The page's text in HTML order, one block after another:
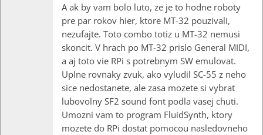
A ak by vam bolo luto, ze je to hodne roboty
pre par rokov hier, ktore MT-32 pouzivali,
nezufajte. Toto combo totiz u MT-32 nemusi
skoncit. V hrach po MT-32 prislo General MIDI,
a aj toto vie RPi s potrebnym SW emulovat.
Uplne rovnaky zvuk, ako vyludil SC-55 z neho
sice nedostanete, ale zasa mozete si vybrat
lubovolny SF2 sound font podla vasej chuti.
Umozni vam to program FluidSynth, ktory
mozete do RPi dostat pomocou nasledovneho